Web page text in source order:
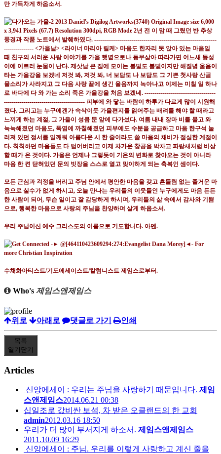
만 가득차게 하옵소서.
모든 근심과 걱정을 버리고 주님 안에서 평안한 마음을 갖고 흔들림 없는 즐거운 마
음으로 실수가 없게 하시고, 오늘 만나는 우리들의 이웃들인 누구에게도 마음 든든
한 사람이 되어, 무슨 일이고 잘 감당하게 하시며, 우리들의 삶 속에서 감사와 기쁨
으로, 행복한 마음으로 사랑의 주님을 찬양하며 살게 하옵소서.
우리 주님이신 예수 그리스도의 이름으로 기도합니다. 아멘.
수채화아티스트/기도에세이스트/칼럼니스트 제임스로부터.
Who's 제임스앤제임스
위로 아래로 댓글로 가기 인쇄
목록
열기 닫기
Articles
신앙에세이 : 우리는 주님을 사랑하기 때문입니다. 제임
스앤제임스2014.06.21 00:38
십일조로 값비싼 보석, 차 받은 오클랜드의 한 교회
admin2012.03.16 18:50
우리가 더 많이 부서지게 하소서. 제임스앤제임스
2011.10.09 16:29
신앙에세이 : 주님. 우리를 이렇게 사랑하고 계신 줄을